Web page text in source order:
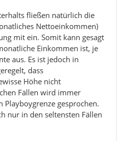
fließen natürlich die
Nettoeinkommen)
mit ein. Somit kann gesagt
Einkommen ist, je
aus. Es ist jedoch in
dass
Höhe nicht
Fällen wird immer
gesprochen.
nur in den seltensten Fällen